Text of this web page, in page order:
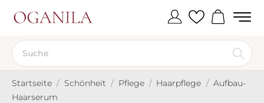
Startseite Schönheit Pflege Haarpflege
Aufbau-
Haarserum